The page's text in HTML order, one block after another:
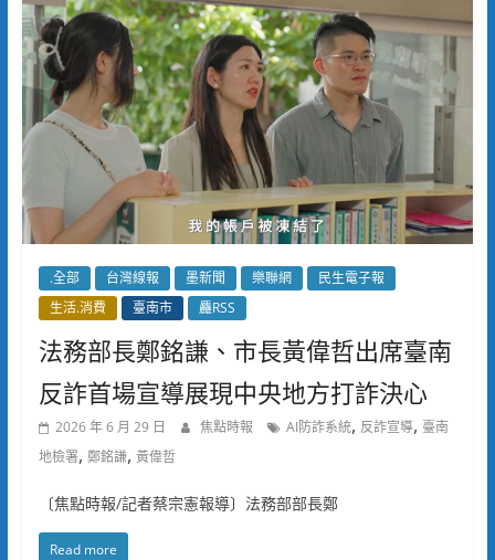
.全部 台灣線報 墨新聞 樂聯網
民生電子報
生活.消費
臺南市 麤RSS
法務部長鄭銘謙、市長黃偉哲出席臺南
反詐首場宣導展現中央地方打詐決心
2026 年 6 月 29 日 焦點時報 AI防詐系統, 反詐宣導, 臺南
地檢署, 鄭銘謙, 黃偉哲
〔焦點時報/記者蔡宗憲報導〕法務部部長鄭
Read more